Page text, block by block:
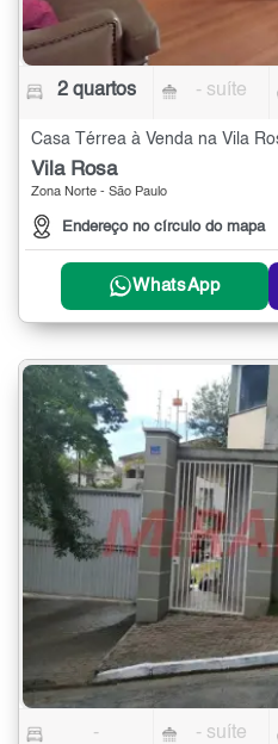
2 quartos - suíte
Casa Térrea à Venda na Vila
Vila Rosa
Zona Norte - São Paulo
Endereço no círculo do mapa
WhatsApp
- - suíte